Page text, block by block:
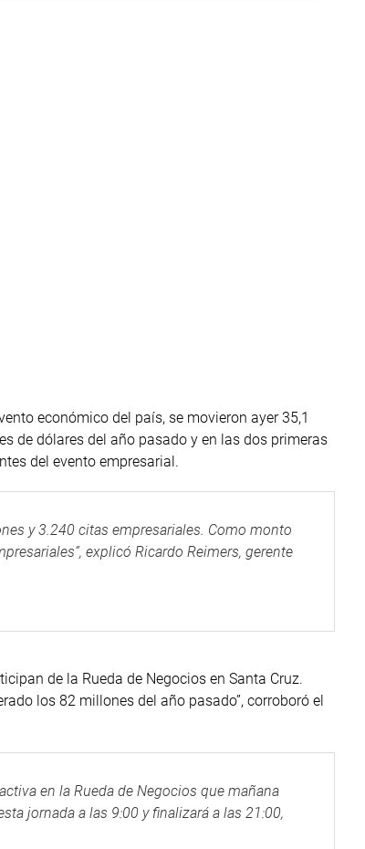
económico del país, se movieron ayer 35,1
de dólares del año pasado y en las dos primeras
del evento empresarial.
y 3.240 citas empresariales. Como monto
explicó Ricardo Reimers, gerente
de la Rueda de Negocios en Santa Cruz.
los 82 millones del año pasado”, corroboró el
en la Rueda de Negocios que mañana
jornada a las 9:00 y finalizará a las 21:00,